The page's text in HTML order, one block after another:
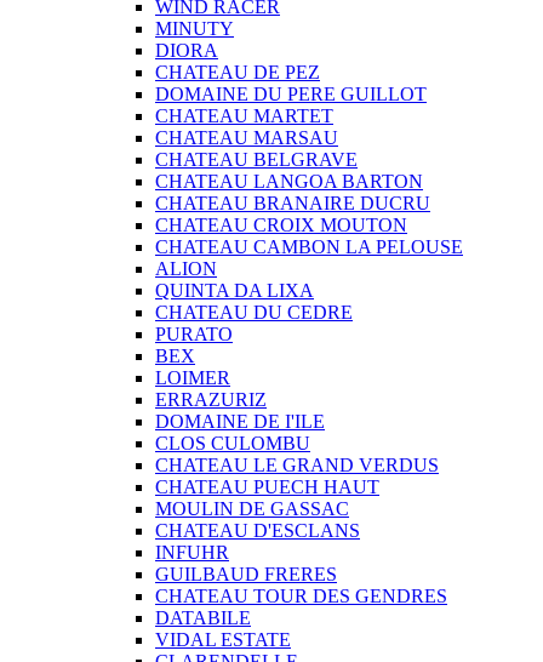
WIND RACER
MINUTY
DIORA
CHATEAU DE PEZ
DOMAINE DU PERE GUILLOT
CHATEAU MARTET
CHATEAU MARSAU
CHATEAU BELGRAVE
CHATEAU LANGOA BARTON
CHATEAU BRANAIRE DUCRU
CHATEAU CROIX MOUTON
CHATEAU CAMBON LA PELOUSE
ALION
QUINTA DA LIXA
CHATEAU DU CEDRE
PURATO
BEX
LOIMER
ERRAZURIZ
DOMAINE DE I'ILE
CLOS CULOMBU
CHATEAU LE GRAND VERDUS
CHATEAU PUECH HAUT
MOULIN DE GASSAC
CHATEAU D'ESCLANS
INFUHR
GUILBAUD FRERES
CHATEAU TOUR DES GENDRES
DATABILE
VIDAL ESTATE